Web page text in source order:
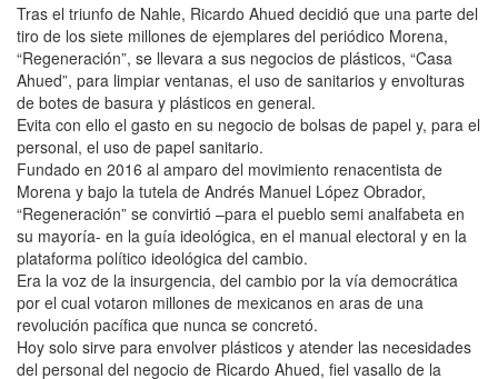
Tras el triunfo de Nahle, Ricardo Ahued decidió que una parte del
tiro de los siete millones de ejemplares del periódico Morena,
“Regeneración”, se llevara a sus negocios de plásticos, “Casa
Ahued”, para limpiar ventanas, el uso de sanitarios y envolturas
de botes de basura y plásticos en general.
Evita con ello el gasto en su negocio de bolsas de papel y, para el
personal, el uso de papel sanitario.
Fundado en 2016 al amparo del movimiento renacentista de
Morena y bajo la tutela de Andrés Manuel López Obrador,
“Regeneración” se convirtió –para el pueblo semi analfabeta en
su mayoría- en la guía ideológica, en el manual electoral y en la
plataforma político ideológica del cambio.
Era la voz de la insurgencia, del cambio por la vía democrática
por el cual votaron millones de mexicanos en aras de una
revolución pacífica que nunca se concretó.
Hoy solo sirve para envolver plásticos y atender las necesidades
del personal del negocio de Ricardo Ahued, fiel vasallo de la